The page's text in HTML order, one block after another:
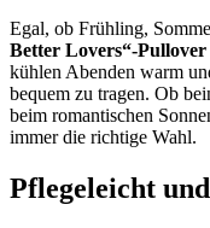
Egal, ob Frühling,
Better Lovers“-Pullover
kühlen Abenden warm
bequem zu tragen. Ob
beim romantischen
immer die richtige Wahl.
Pflegeleicht